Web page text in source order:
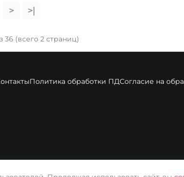
> >|
36 (всего 2 страниц)
Политика обработки ПДСогласие на